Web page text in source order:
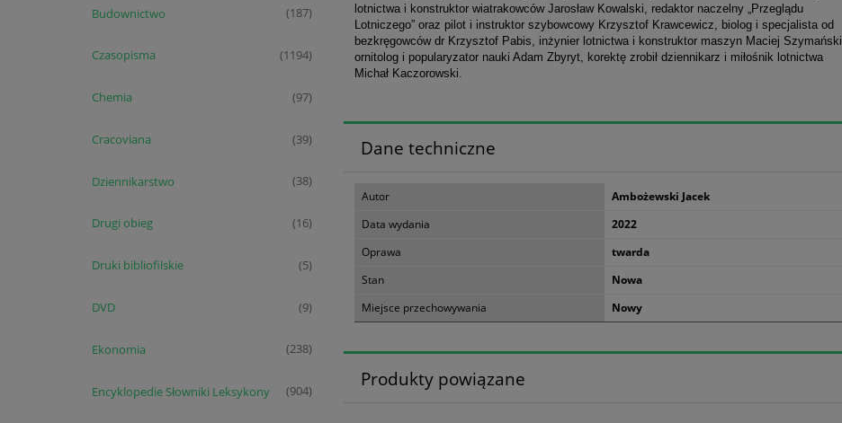
Budownictwo (187)
Czasopisma (1194)
Chemia (97)
Cracoviana (39)
Dziennikarstwo (38)
Drugi obieg (16)
Druki bibliofilskie (5)
DVD (9)
Ekonomia (238)
Encyklopedie Słowniki Leksykony (904)
lotnictwa i konstruktor wiatrakowców Jarosław Kowalski, redaktor naczelny „Przeglądu
Lotniczego” oraz pilot i instruktor szybowcowy Krzysztof Krawcewicz, biolog i specjalista od
bezkręgowców dr Krzysztof Pabis, inżynier lotnictwa i konstruktor maszyn Maciej Szymański,
ornitolog i popularyzator nauki Adam Zbyryt, korektę zrobił dziennikarz i miłośnik lotnictwa
Michał Kaczorowski.
Dane techniczne
Autor
Ambożewski Jacek
Data wydania
2022
Oprawa
twarda
Stan
Nowa
Miejsce przechowywania
Nowy
Produkty powiązane